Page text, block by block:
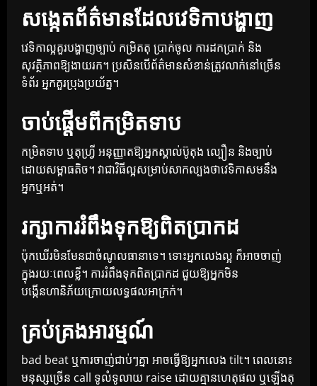
សង្កេតព័ត៌មានដែលវេទិកាបង្ហាញ
វេទិកាល្អគួរបង្ហាញច្បាប់ កម្រិតតុ ប្រាក់ចូល ការដកប្រាក់ និង
សុវត្ថិភាពឱ្យងាយរក។ ប្រសិនបើព័ត៌មានសំខាន់ត្រូវលាក់នៅច្រើន
ទំព័រ អ្នកគួរប្រុងប្រយ័ត្ន។
ចាប់ផ្តើមពីកម្រិតទាប
កម្រិតទាប ឬតុហ្វ្រី អនុញ្ញាតឱ្យអ្នកស្គាល់ប៊ូតុង ល្បឿន និងច្បាប់
ដោយសម្ពាធតិច។ វាជាវិធីល្អសម្រាប់សាកល្បងថាវេទិកាសមនឹង
អ្នកឬអត់។
រក្សាការរំពឹងទុកឱ្យពិតប្រាកដ
ប៉ុកឃើរមិនមែនជាចំណូលធានាទេ។ ទោះអ្នកលេងល្អ ក៏អាចចាញ់
ក្នុងរយៈពេលខ្លី។ ការរំពឹងទុកពិតប្រាកដ ជួយឱ្យអ្នកមិន
បង្កើនហានិភ័យក្រោយលទ្ធផលអាក្រក់។
គ្រប់គ្រងអារម្មណ៍
bad beat ឬការចាញ់ជាប់ៗគ្នា អាចធ្វើឱ្យអ្នកលេង tilt។ ពេលនោះ
មនុស្សច្រើន call ទូលំទូលាយ raise ដោយគ្មានហេតុផល ឬឡើងតុ